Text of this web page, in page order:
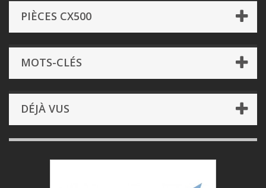
PIÈCES CX500
MOTS-CLÉS
DÉJÀ VUS